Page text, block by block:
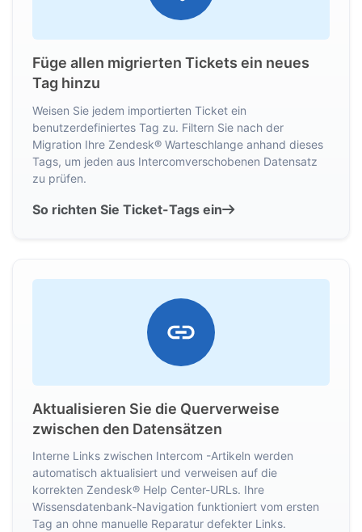
Füge allen migrierten Tickets ein neues
Tag hinzu
Weisen Sie jedem importierten Ticket ein
benutzerdefiniertes Tag zu. Filtern Sie nach der
Migration Ihre Zendesk® Warteschlange anhand dieses
Tags, um jeden aus Intercomverschobenen Datensatz
zu prüfen.
So richten Sie Ticket-Tags ein
Aktualisieren Sie die Querverweise
zwischen den Datensätzen
Interne Links zwischen Intercom -Artikeln werden
automatisch aktualisiert und verweisen auf die
korrekten Zendesk® Help Center-URLs. Ihre
Wissensdatenbank-Navigation funktioniert vom ersten
Tag an ohne manuelle Reparatur defekter Links.